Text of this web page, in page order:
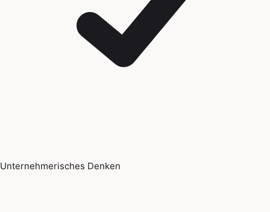
Unternehmerisches Denken